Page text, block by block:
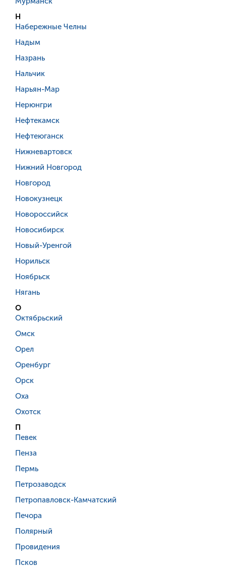
Н
Набережные Челны
Надым
Назрань
Нальчик
Нарьян-Мар
Нерюнгри
Нефтекамск
Нефтеюганск
Нижневартовск
Нижний Новгород
Новгород
Новокузнецк
Новороссийск
Новосибирск
Новый-Уренгой
Норильск
Ноябрьск
Нягань
О
Октябрьский
Омск
Орел
Оренбург
Орск
Оха
Охотск
П
Певек
Пенза
Пермь
Петрозаводск
Петропавловск-Камчатский
Печора
Полярный
Провидения
Псков